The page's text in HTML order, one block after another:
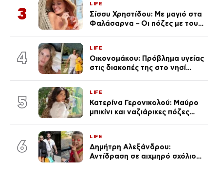
3
LIFE
Σίσσυ Χρηστίδου: Με μαγιό στα
Φαλάσαρνα – Οι πόζες με τους
4
LIFE
Οικονομάκου: Πρόβλημα υγείας
στις διακοπές της στο νησί
5
LIFE
Κατερίνα Γερονικολού: Μαύρο
μπικίνι και ναζιάρικες πόζες
6
LIFE
Δημήτρη Αλεξάνδρου:
Αντίδραση σε αιχμηρό σχόλιο